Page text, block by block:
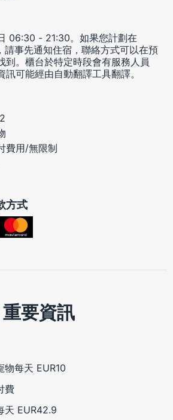
06:30 - 21:30。如果您計劃在
請事先通知住宿，聯絡方式可以在預
到。櫃台於特定時段會有服務人員
可能經由自動翻譯工具翻譯。
費用/無限制
方式
重要資訊
物每天 EUR10
費
天 EUR42.9